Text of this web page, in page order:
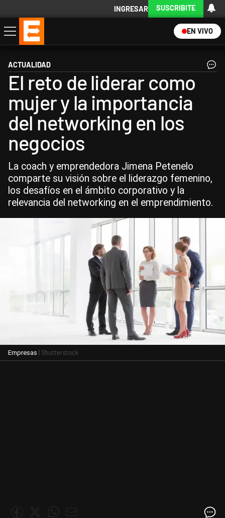
INGRESAR SUSCRIBITE
EN VIVO
Economía
Política
Internacional
Actualidad
Descargá la App
ACTUALIDAD
El reto de liderar como
mujer y la importancia
del networking en los
negocios
La coach y emprendedora Jimena Petenelo
comparte su visión sobre el liderazgo femenino,
los desafíos en el ámbito corporativo y la
relevancia del networking en el emprendimiento.
Empresas | Shutterstock